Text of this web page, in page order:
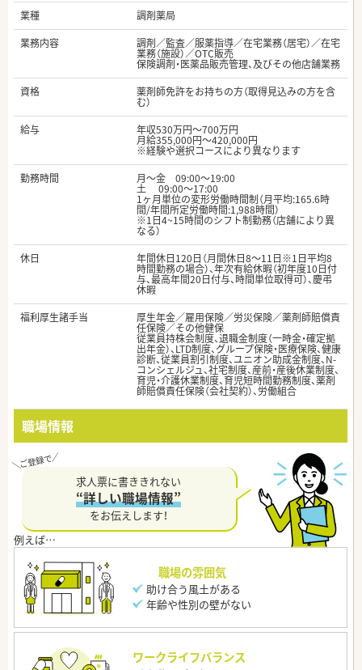
業種
調剤薬局
業務内容
調剤／監査／服薬指導／在宅業務（居宅）／在宅
業務（施設）／OTC販売
保険調剤・医薬品販売管理、及びその他店舗業務
資格
薬剤師免許をお持ちの方（取得見込みの方を含
む）
給与
年収530万円～700万円
月給355,000円～420,000円
※経験や選択コースにより異なります
勤務時間
月～金 09:00〜19:00
土 09:00〜17:00
1ヶ月単位の変形労働時間制（月平均:165.6時
間/年間所定労働時間:1,988時間）
※1日4~15時間のシフト制勤務（店舗により異
なる）
休日
年間休日120日（月間休日8～11日※1日平均8
時間勤務の場合）、年次有給休暇（初年度10日付
与、最高年間20日付与、時間単位取得可）、慶弔
休暇
福利厚生諸手当
厚生年金／雇用保険／労災保険／薬剤師賠償責
任保険／その他健保
従業員持株会制度、退職金制度（一時金・確定拠
出年金）、LTD制度、グループ保険・医療保険、健康
診断、従業員割引制度、ユニオン助成金制度、N-
コンシェルジュ、社宅制度、産前・産後休業制度、
育児・介護休業制度、育児短時間勤務制度、薬剤
師賠償責任保険（会社契約）、労働組合
職場情報
求人票に書ききれない
“詳しい職場情報”
をお伝えします！
職場の雰囲気
助け合う風土がある
年齢や性別の壁がない
ワークライフバランス